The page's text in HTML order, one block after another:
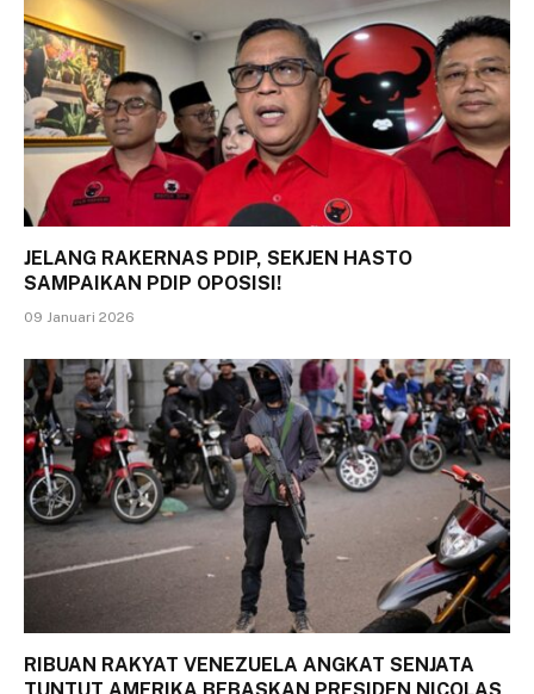
JELANG RAKERNAS PDIP, SEKJEN HASTO
SAMPAIKAN PDIP OPOSISI!
09 Januari 2026
RIBUAN RAKYAT VENEZUELA ANGKAT SENJATA